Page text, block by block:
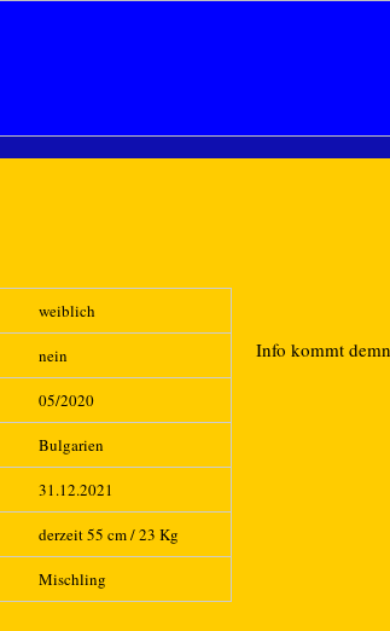
weiblich
nein
05/2020
Bulgarien
31.12.2021
derzeit 55 cm / 23 Kg
Mischling
Info kommt